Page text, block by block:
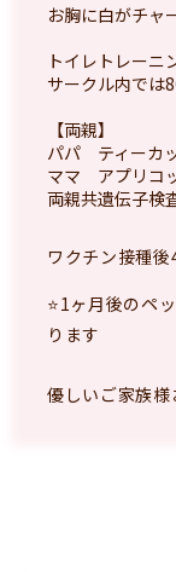
お胸に白がチャ
トイレトレーニ
サークル内では
【両親】
パパ ティーカ
ママ アプリコ
両親共遺伝子検
ワクチン接種
⭐️1ヶ月後のペ
ります
優しいご家族